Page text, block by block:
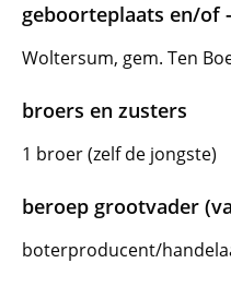
geboorteplaats en/of
Woltersum, gem. Ten
broers en zusters
1 broer (zelf de jongste)
beroep grootvader
boterproducent/